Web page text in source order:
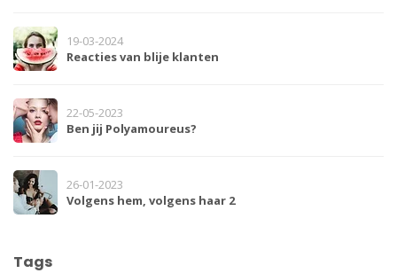
19-03-2024
Reacties van blije klanten
22-05-2023
Ben jij Polyamoureus?
26-01-2023
Volgens hem, volgens haar 2
Tags